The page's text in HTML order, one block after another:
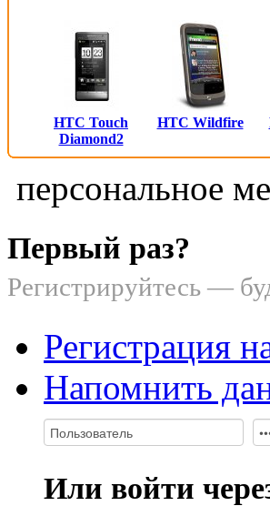
HTC Touch
Diamond2
HTC Wildfire
персональное
Первый раз?
Регистрируйтесь —
Регистрация
Напомнить
Или войти